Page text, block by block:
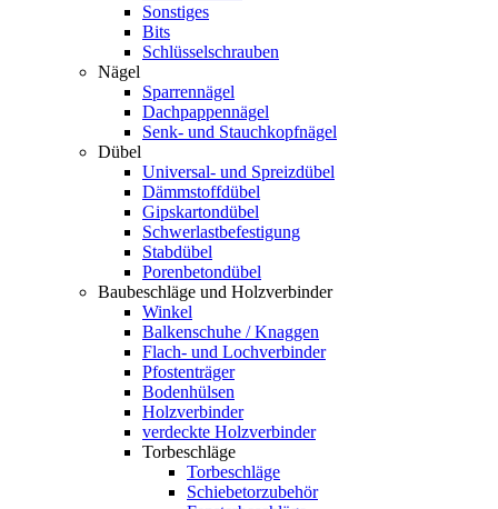
Sonstiges
Bits
Schlüsselschrauben
Nägel
Sparrennägel
Dachpappennägel
Senk- und Stauchkopfnägel
Dübel
Universal- und Spreizdübel
Dämmstoffdübel
Gipskartondübel
Schwerlastbefestigung
Stabdübel
Porenbetondübel
Baubeschläge und Holzverbinder
Winkel
Balkenschuhe / Knaggen
Flach- und Lochverbinder
Pfostenträger
Bodenhülsen
Holzverbinder
verdeckte Holzverbinder
Torbeschläge
Torbeschläge
Schiebetorzubehör